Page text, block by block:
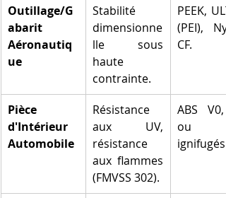
Outillage/G
abarit
Aéronautiq
ue
Stabilité
dimensionne
lle sous
haute
contrainte.
PEEK,
(PEI),
CF.
Pièce
d'Intérieur
Automobile
Résistance
aux UV,
résistance
aux flammes
(FMVSS 302).
ABS V0,
ou
ignifugés.